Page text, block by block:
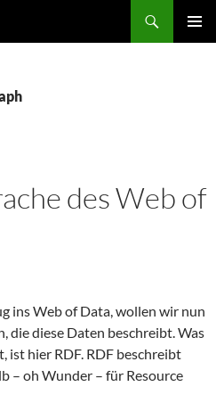
des Web of
ins Web of Data, wollen wir nun
die diese Daten beschreibt. Was
ist hier RDF. RDF beschreibt
– oh Wunder – für Resource